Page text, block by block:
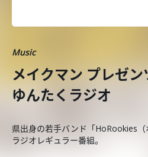
Music
メイクマン プレゼ
ゆんたくラジオ
県出身の若手バンド「HoRookies
ラジオレギュラー番組。